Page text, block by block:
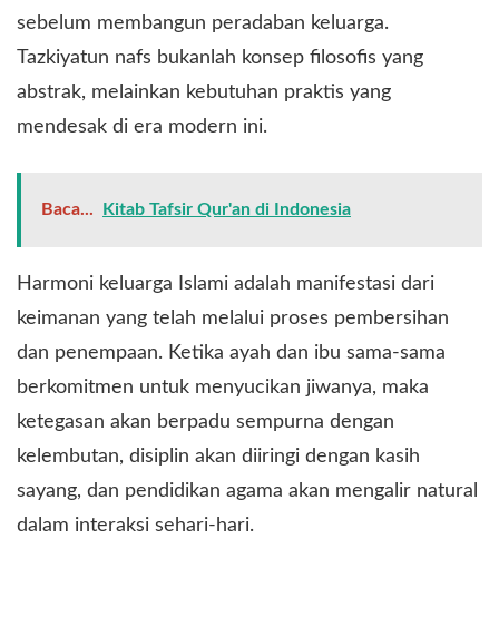
sebelum membangun peradaban keluarga.
Tazkiyatun nafs bukanlah konsep filosofis yang
abstrak, melainkan kebutuhan praktis yang
mendesak di era modern ini.
Baca... Kitab Tafsir Qur'an di Indonesia
Harmoni keluarga Islami adalah manifestasi dari
keimanan yang telah melalui proses pembersihan
dan penempaan. Ketika ayah dan ibu sama-sama
berkomitmen untuk menyucikan jiwanya, maka
ketegasan akan berpadu sempurna dengan
kelembutan, disiplin akan diiringi dengan kasih
sayang, dan pendidikan agama akan mengalir natural
dalam interaksi sehari-hari.